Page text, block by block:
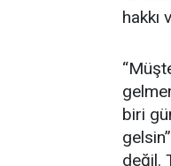
hakkı
biri
değil.